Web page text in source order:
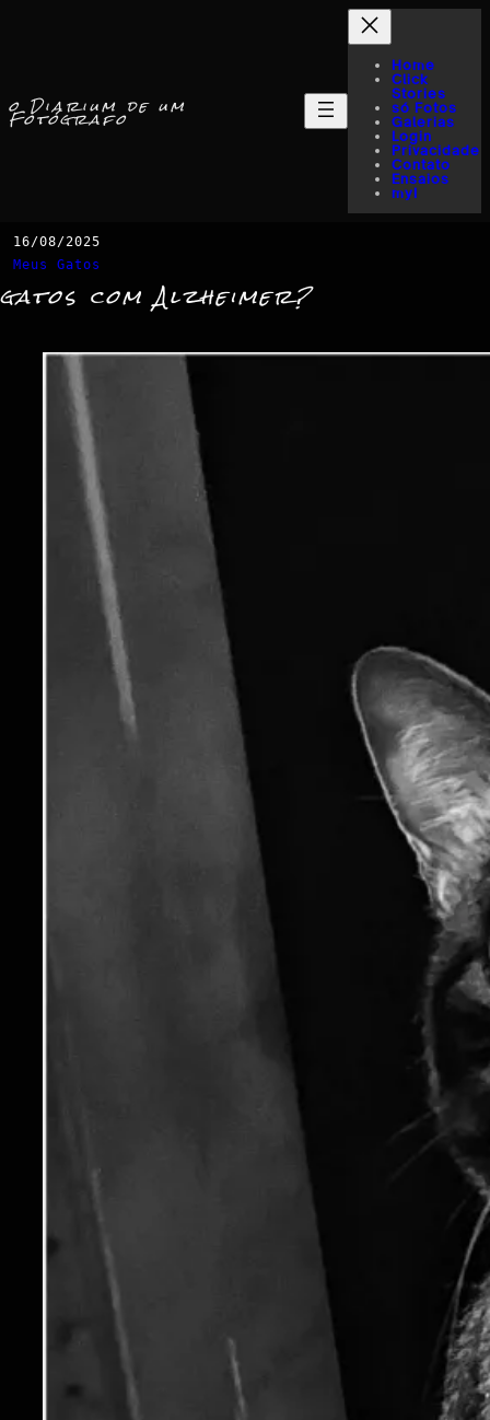
o Diarium de um
Fotógrafo
Home
Click
Stories
só Fotos
Galerias
Login
Privacidade
Contato
Ensaios
myI
16/08/2025
Meus Gatos
gatos com Alzheimer?